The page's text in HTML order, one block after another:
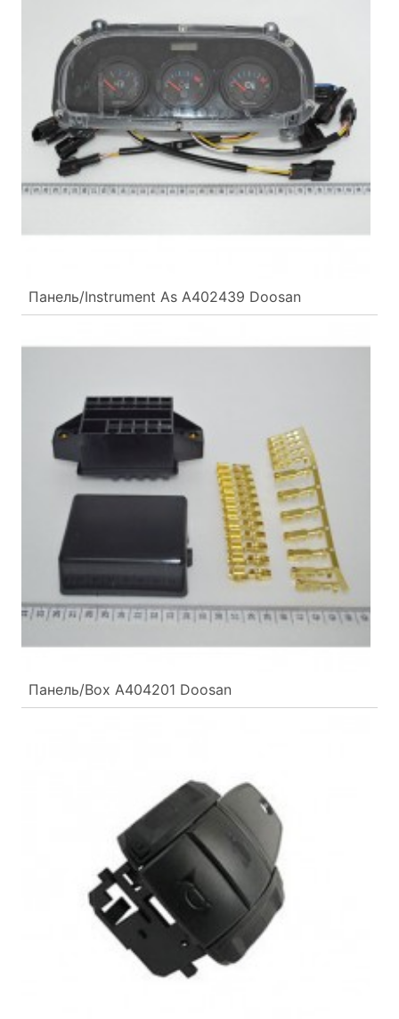
Панель/Instrument As A402439 Doosan
Панель/Box A404201 Doosan